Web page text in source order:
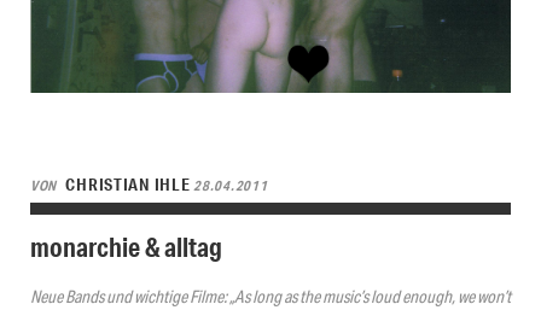
VON CHRISTIAN IHLE28.04.2011
monarchie & alltag
Neue Bands und wichtige Filme: „As long as the music’s loud enough, we won’t